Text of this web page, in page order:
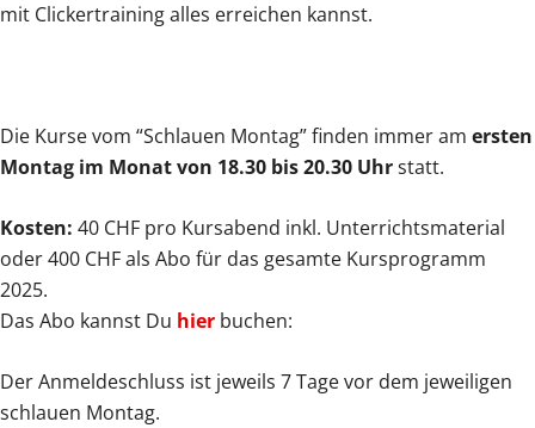
mit Clickertraining alles erreichen kannst.
Die Kurse vom “Schlauen Montag” finden immer am ersten
Montag im Monat von 18.30 bis 20.30 Uhrstatt.
Kosten: 40 CHF pro Kursabend inkl. Unterrichtsmaterial
oder 400 CHF als Abo für das gesamte Kursprogramm
2025.
Das Abo kannst Du hier buchen:
Der Anmeldeschluss ist jeweils 7 Tage vor dem jeweiligen
schlauen Montag.